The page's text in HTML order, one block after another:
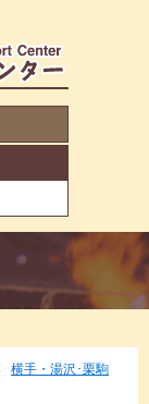
横手・湯沢･栗駒